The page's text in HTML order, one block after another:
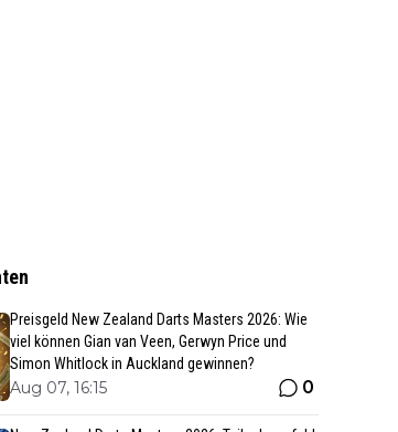
Preisgeld New Zealand Darts Masters 2026: Wie
viel können Gian van Veen, Gerwyn Price und
Simon Whitlock in Auckland gewinnen?
Aug 07, 16:15 0